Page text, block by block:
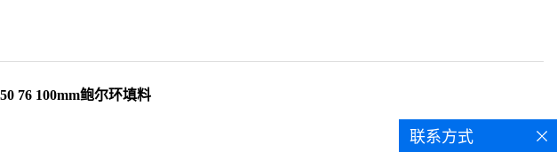
76 100mm鲍尔环填料
联系方式